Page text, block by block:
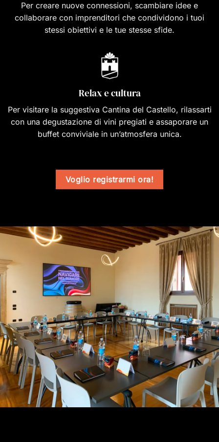
Per creare nuove connessioni, scambiare idee e
collaborare con imprenditori che condividono i tuoi
stessi obiettivi e le tue stesse sfide.
Relax e cultura
Per visitare la suggestiva Cantina del Castello, rilassarti
con una degustazione di vini pregiati e assaporare un
buffet conviviale in un’atmosfera unica.
Voglio registrarmi ora!